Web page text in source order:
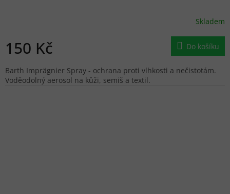
Skladem
150 Kč Do košíku
Barth Imprägnier Spray - ochrana proti vlhkosti a nečistotám.
Voděodolný aerosol na kůži, semiš a textil.